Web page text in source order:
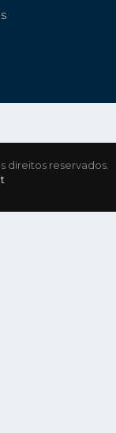
direitos reservados.